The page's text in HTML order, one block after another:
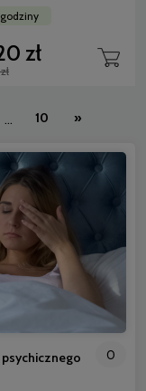
zł
... 10 »
0